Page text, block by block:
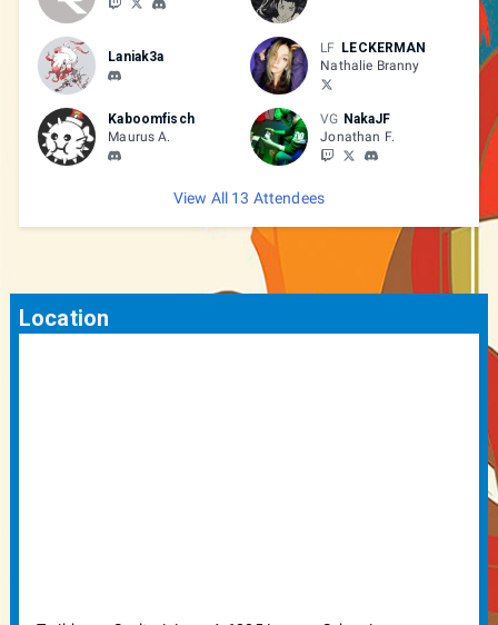
Laniak3a
LF LECKERMAN
Nathalie Branny
Kaboomfisch
Maurus A.
VG NakaJF
Jonathan F.
View All 13 Attendees
Location